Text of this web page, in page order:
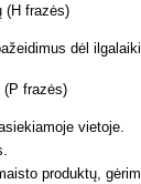
(H frazės)
dėl
(P frazės)
vietoje.
produktų,